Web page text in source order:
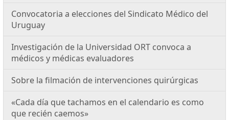
Convocatoria a elecciones del Sindicato Médico del
Uruguay
Investigación de la Universidad ORT convoca a
médicos y médicas evaluadores
Sobre la filmación de intervenciones quirúrgicas
«Cada día que tachamos en el calendario es como
que recién caemos»